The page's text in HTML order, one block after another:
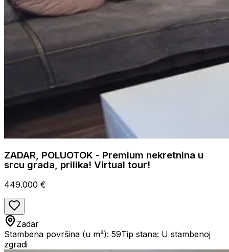
ZADAR, POLUOTOK - Premium nekretnina u
srcu grada, prilika! Virtual tour!
449.000 €
Zadar
Stambena površina (u m²): 59Tip stana: U stambenoj
zgradi